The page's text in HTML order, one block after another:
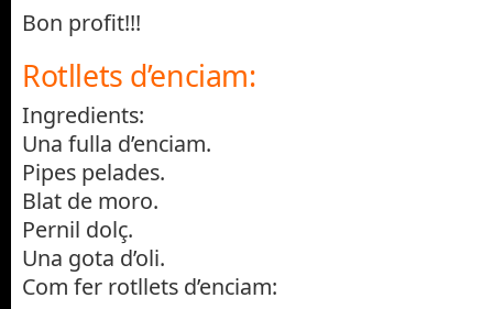
Bon profit!!!
Rotllets d’enciam:
Ingredients:
Una fulla d’enciam.
Pipes pelades.
Blat de moro.
Pernil dolç.
Una gota d’oli.
Com fer rotllets d’enciam: